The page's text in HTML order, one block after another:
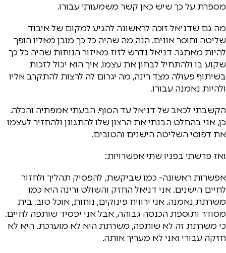
מספרת על כך שיש כאן קשר משמעותי עבורו.
מה גם שדניאל זוכה לראשונה להגיע למקום של איבוד
שליטה וחוסר אונים. הנה מה שהיה כל כך מובן מאליו הופך
להיות מאתגר. דניאל נדרש לזוז מאיזור הנוחות שהיה כל כך
שקוע בו ולהתחיל לבחון את עצמו, איך הוא יכול לזכות
בשיתוף פעולה מצד רינה, מה יגרום לה לרצות להתקרב אליו
ולהיות נאמנה עבורו.
הקשבתי לכאב של דניאל עד הסוף. הבעתי אמפתיה והכלה.
כן, אני בהחלט הבנתי את הרצון שלו להתגונן ולהחזיר לעצמו
את דפוסי השליטה הישנים והטובים.
ואז פרשתי בפניו שתי אפשרויות:
אפשרות ראשונה- כמו שביקשת, להפסיק תהליך ולחזור
לחיים הישנים. אני דניאל החזק והשולט ורינה היא כמו
משרתת נאמנה. אני ירוויח פינוקים, נוחות, אוכל טוב, בית
מסודר ותוספת הכנסה גבוהה, אבל אני יפסיד שותפה לחיים.
כי משרתת זה לא שותפה, משרתת היא לא מוערכת. היא לא
חזקה עבורי ואני לא מעריך אותה.